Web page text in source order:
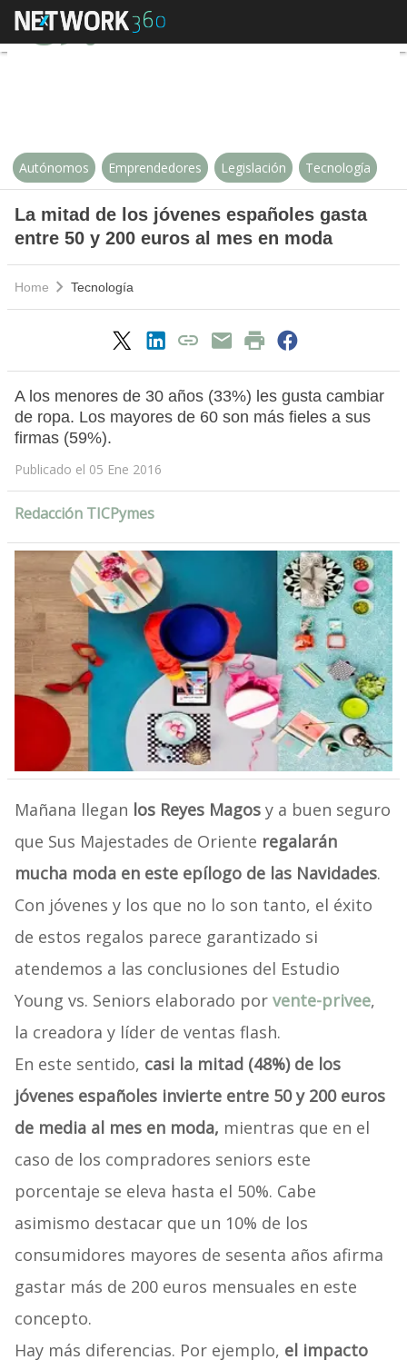
La mitad de los jóvenes
Autónomos Emprendedores Legislación Tecnología
La mitad de los jóvenes españoles gasta
entre 50 y 200 euros al mes en moda
Home Tecnología
A los menores de 30 años (33%) les gusta cambiar
de ropa. Los mayores de 60 son más fieles a sus
firmas (59%).
Publicado el 05 Ene 2016
Redacción TICPymes
Mañana llegan los Reyes Magosy a buen seguro
que Sus Majestades de Oriente regalarán
mucha moda en este epílogo de las Navidades.
Con jóvenes y los que no lo son tanto, el éxito
de estos regalos parece garantizado si
atendemos a las conclusiones del Estudio
Young vs. Seniors elaborado por vente-privee,
la creadora y líder de ventas flash.
En este sentido, casi la mitad (48%) de los
jóvenes españoles invierte entre 50 y 200 euros
de media al mes en moda, mientras que en el
caso de los compradores seniors este
porcentaje se eleva hasta el 50%. Cabe
asimismo destacar que un 10% de los
consumidores mayores de sesenta años afirma
gastar más de 200 euros mensuales en este
concepto.
Hay más diferencias. Por ejemplo, el impacto